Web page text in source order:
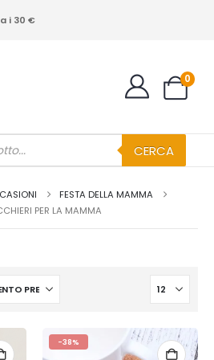
i 30 €
0
CERCA
FESTA DELLA MAMMA
PER LA MAMMA
-38%